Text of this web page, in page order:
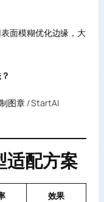
面模糊优化边缘，大
图章 / StartAI
适配方案
效果